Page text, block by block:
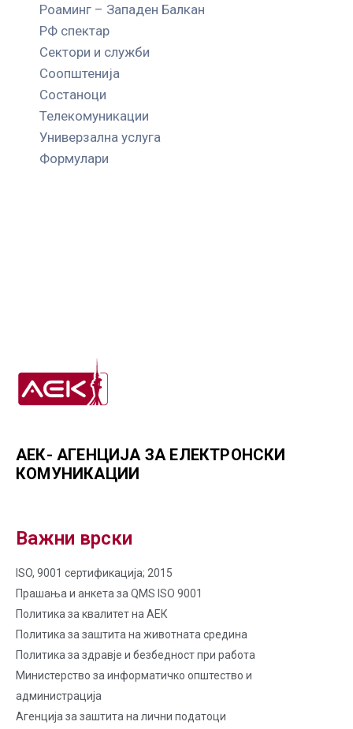
Роаминг – Западен Балкан
РФ спектар
Сектори и служби
Соопштенија
Состаноци
Телекомуникации
Универзална услуга
Формулари
АЕК- АГЕНЦИЈА ЗА ЕЛЕКТРОНСКИ
КОМУНИКАЦИИ
Важни врски
ISO, 9001 сертификација; 2015
Прашања и анкета за QMS ISO 9001
Политика за квалитет на AЕК
Политика за заштита на животната средина
Политика за здравје и безбедност при работа
Министерство за информатичко општество и
администрација
Агенција за заштита на лични податоци